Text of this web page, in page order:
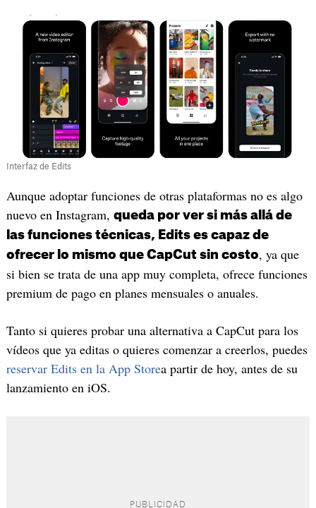
Interfaz de Edits
Aunque adoptar funciones de otras plataformas no es algo
nuevo en Instagram, queda por ver si más allá de
las funciones técnicas, Edits es capaz de
ofrecer lo mismo que CapCut sin costo, ya que
si bien se trata de una app muy completa, ofrece funciones
premium de pago en planes mensuales o anuales.
Tanto si quieres probar una alternativa a CapCut para los
vídeos que ya editas o quieres comenzar a creerlos, puedes
reservar Edits en la App Storea partir de hoy, antes de su
lanzamiento en iOS.